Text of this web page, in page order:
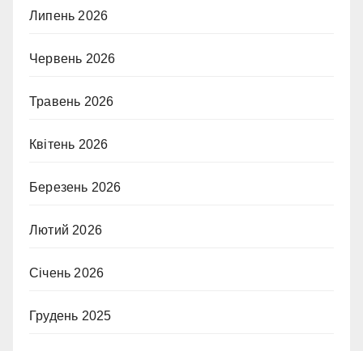
Липень 2026
Червень 2026
Травень 2026
Квітень 2026
Березень 2026
Лютий 2026
Січень 2026
Грудень 2025